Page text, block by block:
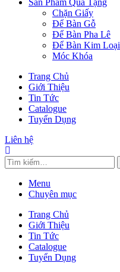
Sản Phẩm Quà Tặng
Chặn Giấy
Để Bàn Gỗ
Để Bàn Pha Lê
Để Bàn Kim Loại
Móc Khóa
Trang Chủ
Giới Thiệu
Tin Tức
Catalogue
Tuyển Dụng
Liên hệ
Menu
Chuyên mục
Trang Chủ
Giới Thiệu
Tin Tức
Catalogue
Tuyển Dụng